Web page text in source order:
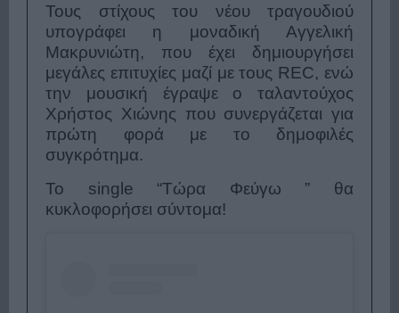
Τους στίχους του νέου τραγουδιού
υπογράφει η μοναδική Αγγελική
Μακρυνιώτη, που έχει δημιουργήσει
μεγάλες επιτυχίες μαζί με τους REC, ενώ
την μουσική έγραψε ο ταλαντούχος
Χρήστος Χιώνης που συνεργάζεται για
πρώτη φορά με το δημοφιλές
συγκρότημα.
To single “Τώρα Φεύγω ” θα
κυκλοφορήσει σύντομα!